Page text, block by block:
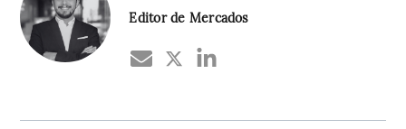
Editor de Mercados